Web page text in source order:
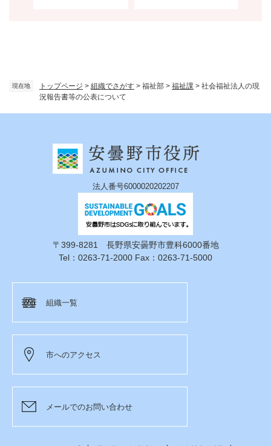
現在地 トップページ > 組織でさがす > 福祉部 > 福祉課 > 社会福祉法人の現
況報告書等の公表について
法人番号6000020202207
〒399-8281 長野県安曇野市豊科6000番地
Tel：0263-71-2000 Fax：0263-71-5000
組織一覧
市へのアクセス
メールでのお問い合わせ